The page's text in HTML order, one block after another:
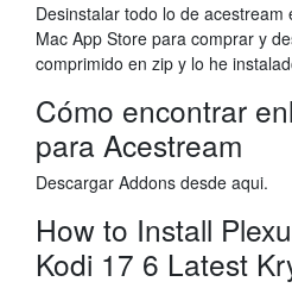
Desinstalar todo lo de
Mac App Store para comprar y
comprimido en zip y lo he
Cómo encontrar
para Acestream
Descargar Addons desde aqui.
How to Install
Kodi 17 6 Latest